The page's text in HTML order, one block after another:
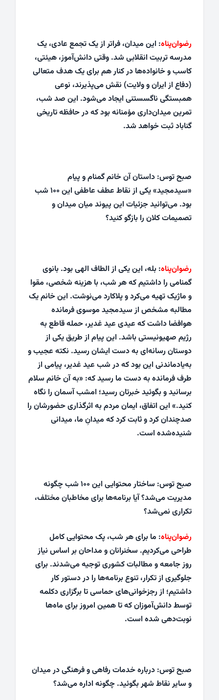
رضوان‌پناه: این میدان، فراتر از یک تجمع عادی، یک
مدرسه تربیت انقلابی شد. وقتی دانش‌آموز، هیئتی،
کاسب و خانواده‌ها در کنار هم برای یک هدف متعالی
(دفاع از ایران و ولایت) نقش می‌پذیرند، نوعی
همبستگی ناگسستنی ایجاد می‌شود. این صد شب،
تمرین میدان‌داری مؤمنانه بود که در حافظه تاریخی
گناباد ثبت خواهد شد.
صبح توس: داستان آن خانم گمنام و پیام
«سیدمجید» یکی از نقاط عطف عاطفی این ۱۰۰ شب
بود. می‌توانید جزئیات این پیوند میان میدان و
تصمیمات کلان را بازگو کنید؟
رضوان‌پناه: بله، این یکی از الطاف الهی بود. بانوی
گمنامی را داشتیم که هر شب، با هزینه شخصی، مقوا
و ماژیک تهیه می‌کرد و پلاکارد می‌نوشت. این خانم یک
مطالبه‌ مشخص از سیدمجید موسوی فرمانده
هوافضا داشت که عیدی عید غدیر، حمله‌ قاطع به
رژیم صهیونیستی باشد. این پیام از طریق یکی از
دوستان رسانه‌ای به دست ایشان رسید. نکته‌ عجیب و
به‌یادماندنی این بود که در شب عید غدیر، پیامی از
طرف فرمانده به دست ما رسید که: «به آن خانم سلام
برسانید و بگوئید خبرتان رسید؛ امشب آسمان را نگاه
کنید.» این اتفاق، ایمان مردم به اثرگذاری حضورشان را
صدچندان کرد و ثابت کرد که میدانِ ما، میدانی
شنیده‌شده است.
صبح توس: ساختار محتوایی این ۱۰۰ شب چگونه
مدیریت می‌شد؟ آیا برنامه‌ها برای مخاطبان مختلف،
تکراری نمی‌شد؟
رضوان‌پناه: ما برای هر شب، پک محتوایی کامل
طراحی می‌کردیم. سخنرانان و مداحان بر اساس نیاز
روز جامعه و مطالبات کشوری توجیه می‌شدند. برای
جلوگیری از تکرار، تنوع برنامه‌ها را در دستور کار
داشتیم؛ از رجزخوانی‌های حماسی تا برگزاری دکلمه
توسط دانش‌آموزان که تا همین امروز برای ماه‌ها
نوبت‌دهی شده است.
صبح توس: درباره‌ خدمات رفاهی و فرهنگی در میدان
و سایر نقاط شهر بگوئید. چگونه اداره می‌شد؟